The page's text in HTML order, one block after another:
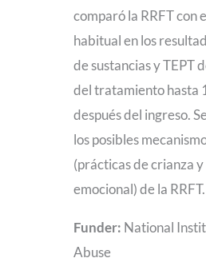
comparó la RRFT con
habitual en los
de sustancias y TEPT
del tratamiento hasta
después del ingreso.
los posibles
(prácticas de crianza
emocional) de la RRFT.
Funder: National
Abuse